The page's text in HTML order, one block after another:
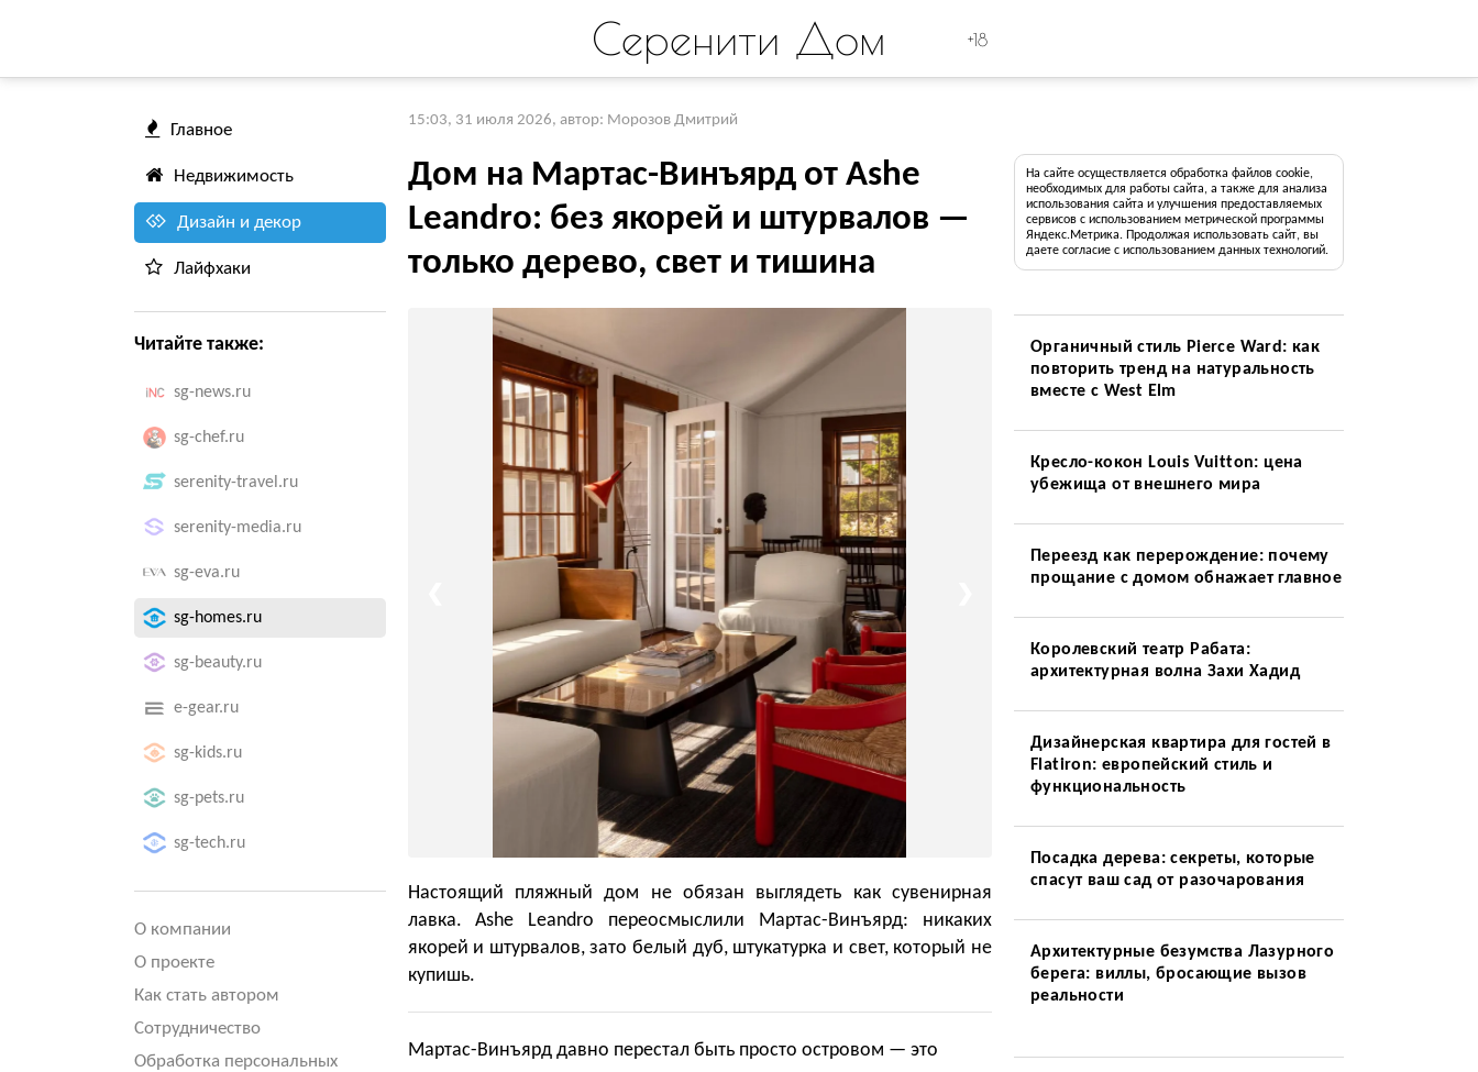
Серенити Дом +18
Главное
Недвижимость
Дизайн и декор
Лайфхаки
Читайте также:
sg-news.ru
sg-chef.ru
serenity-travel.ru
serenity-media.ru
sg-eva.ru
sg-homes.ru
sg-beauty.ru
e-gear.ru
sg-kids.ru
sg-pets.ru
sg-tech.ru
О компании
О проекте
Как стать автором
Сотрудничество
Обработка персональных
15:03, 31 июля 2026, автор: Морозов Дмитрий
Дом на Мартас-Винъярд от Ashe
Leandro: без якорей и штурвалов —
только дерево, свет и тишина
Настоящий пляжный дом не обязан выглядеть как сувенирная
лавка. Ashe Leandro переосмыслили Мартас-Винъярд: никаких
якорей и штурвалов, зато белый дуб, штукатурка и свет, который не
купишь.
Мартас-Винъярд давно перестал быть просто островом — это
На сайте осуществляется обработка файлов cookie,
необходимых для работы сайта, а также для анализа
использования сайта и улучшения предоставляемых
сервисов с использованием метрической программы
Яндекс.Метрика. Продолжая использовать сайт, вы
даете согласие с использованием данных технологий.
Органичный стиль Pierce Ward: как
повторить тренд на натуральность
вместе с West Elm
Кресло-кокон Louis Vuitton: цена
убежища от внешнего мира
Переезд как перерождение: почему
прощание с домом обнажает главное
Королевский театр Рабата:
архитектурная волна Захи Хадид
Дизайнерская квартира для гостей в
Flatiron: европейский стиль и
функциональность
Посадка дерева: секреты, которые
спасут ваш сад от разочарования
Архитектурные безумства Лазурного
берега: виллы, бросающие вызов
реальности